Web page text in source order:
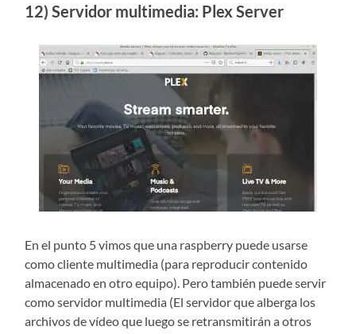
12) Servidor multimedia: Plex Server
En el punto 5 vimos que una raspberry puede usarse
como cliente multimedia (para reproducir contenido
almacenado en otro equipo). Pero también puede servir
como servidor multimedia (El servidor que alberga los
archivos de vídeo que luego se retransmitirán a otros